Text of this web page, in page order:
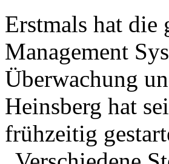
Erstmals hat die
Management
Überwachung
Heinsberg hat
frühzeitig